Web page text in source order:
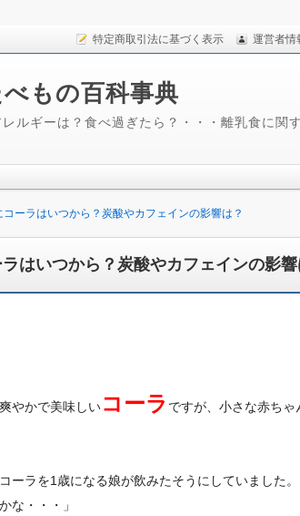
特定商取引法に基づく表示 運営者情
もの百科事典
ルギーは？食べ過ぎたら？・・・離乳食に関
コーラはいつから？炭酸やカフェインの影響は？
はいつから？炭酸やカフェインの影響
やかで美味しいコーラ ですが、小さな赤ちゃ
ーラを1歳になる娘が飲みたそうにしていました。
な・・・」